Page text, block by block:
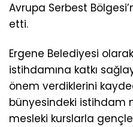
Avrupa Serbest
etti.
Ergene Belediyesi
istihdamına katkı
önem verdiklerini
bünyesindeki istihdam
mesleki kurslarla